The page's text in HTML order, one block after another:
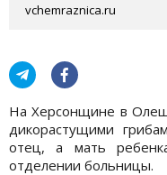
vchemraznica.ru
На Херсонщине в
дикорастущими
отец, а мать
отделении больницы.